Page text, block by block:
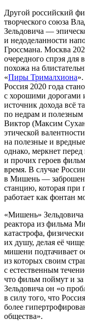
Другой российский
творческого союза
Зельдовича —
и недоделанности
Гроссмана. Москва
очередного спрэя для
похожа на
«Пиры Трималхиона
Россия 2020 года
с хорошими дорогами
источник дохода всё
по недрам и
Виктор (Максим
этической
на полезные и
однако, меркнет
и прочих героев
время. В случае
в Мишень —
станцию, которая при
работает как фонтан
«Мишень» Зельдовича
реактора из фильма
катастрофа,
их душу, делая её
мишени подтачивает
из которых своим
с естественным
что фильм поймут и
Зельдовича он «о
в силу того, что
более
общества».